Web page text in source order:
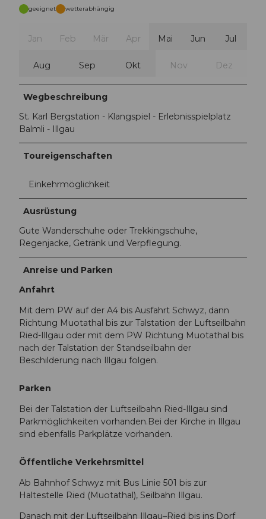
geeignet wetterabhängig
Jan Feb Mär Apr Mai Jun Jul
Aug Sep Okt Nov Dez
Wegbeschreibung
St. Karl Bergstation - Klangspiel - Erlebnisspielplatz
Balmli - Illgau
Toureigenschaften
Einkehrmöglichkeit
Ausrüstung
Gute Wanderschuhe oder Trekkingschuhe,
Regenjacke, Getränk und Verpflegung.
Anreise und Parken
Anfahrt
Mit dem PW auf der A4 bis Ausfahrt Schwyz, dann
Richtung Muotathal bis zur Talstation der Luftseilbahn
Ried-Illgau oder mit dem PW Richtung Muotathal bis
nach der Talstation der Standseilbahn der
Beschilderung nach Illgau folgen.
Parken
Bei der Talstation der Luftseilbahn Ried-Illgau sind
Parkmöglichkeiten vorhanden.Bei der Kirche in Illgau
sind ebenfalls Parkplätze vorhanden.
Öffentliche Verkehrsmittel
Ab Bahnhof Schwyz mit Bus Linie 501 bis zur
Haltestelle Ried (Muotathal), Seilbahn Illgau.
Danach mit der Luftseilbahn Illgau–Ried bis ins Dorf